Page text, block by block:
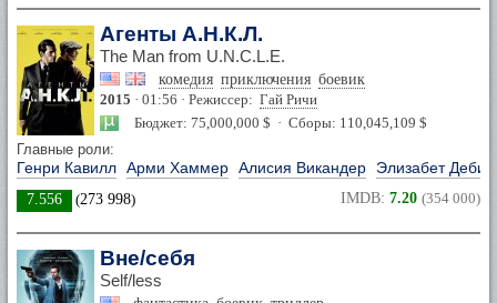
Агенты А.Н.К.Л.
The Man from U.N.C.L.E.
комедия приключения боевик
2015 · 01:56 · Режиссер: Гай Ричи
Бюджет: 75,000,000 $ · Сборы: 110,045,109 $
Главные роли:
Генри Кавилл Арми Хаммер Алисия Викандер Элизабет
7.556 (273 998) IMDB: 7.20 (354 000)
Вне/себя
Self/less